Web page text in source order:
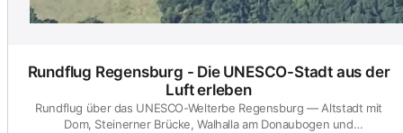
Rundflug Regensburg - Die UNESCO-Stadt aus der
Luft erleben
Rundflug über das UNESCO-Welterbe Regensburg — Altstadt mit
Dom, Steinerner Brücke, Walhalla am Donaubogen und